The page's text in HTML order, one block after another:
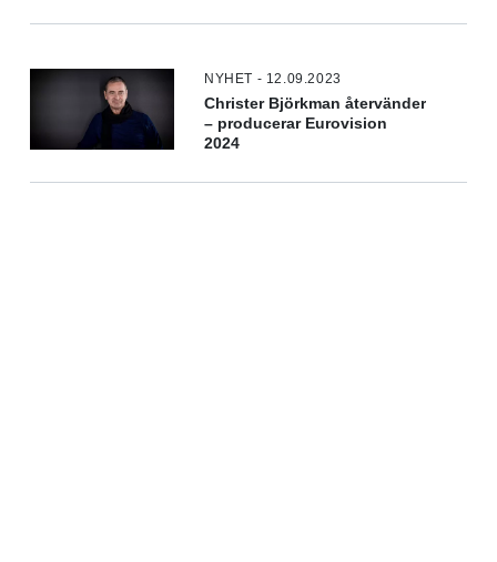
NYHET - 12.09.2023
Christer Björkman återvänder
– producerar Eurovision
2024